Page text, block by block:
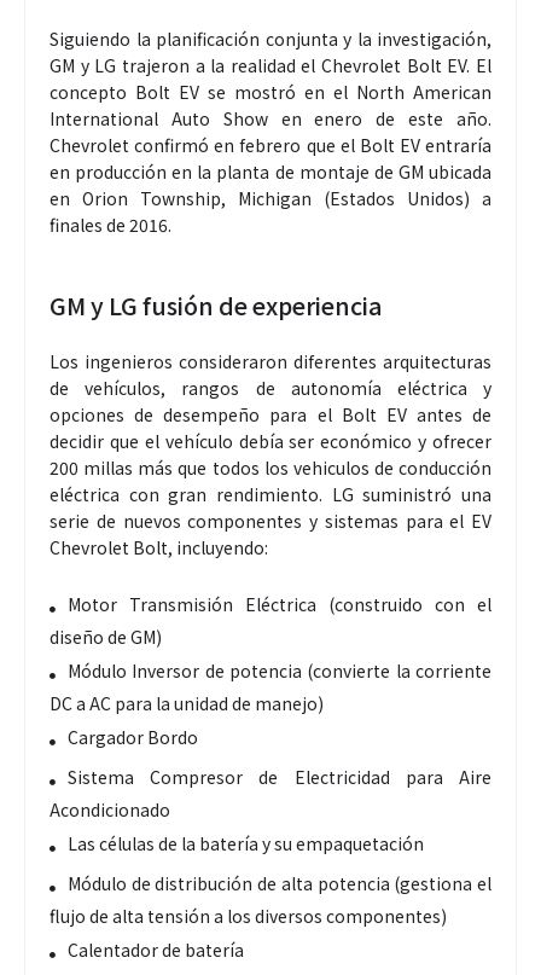
Siguiendo la planificación conjunta y la investigación,
GM y LG trajeron a la realidad el Chevrolet Bolt EV. El
concepto Bolt EV se mostró en el North American
International Auto Show en enero de este año.
Chevrolet confirmó en febrero que el Bolt EV entraría
en producción en la planta de montaje de GM ubicada
en Orion Township, Michigan (Estados Unidos) a
finales de 2016.
GM y LG fusión de experiencia
Los ingenieros consideraron diferentes arquitecturas
de vehículos, rangos de autonomía eléctrica y
opciones de desempeño para el Bolt EV antes de
decidir que el vehículo debía ser económico y ofrecer
200 millas más que todos los vehiculos de conducción
eléctrica con gran rendimiento. LG suministró una
serie de nuevos componentes y sistemas para el EV
Chevrolet Bolt, incluyendo:
Motor Transmisión Eléctrica (construido con el
diseño de GM)
Módulo Inversor de potencia (convierte la corriente
DC a AC para la unidad de manejo)
Cargador Bordo
Sistema Compresor de Electricidad para Aire
Acondicionado
Las células de la batería y su empaquetación
Módulo de distribución de alta potencia (gestiona el
flujo de alta tensión a los diversos componentes)
Calentador de batería